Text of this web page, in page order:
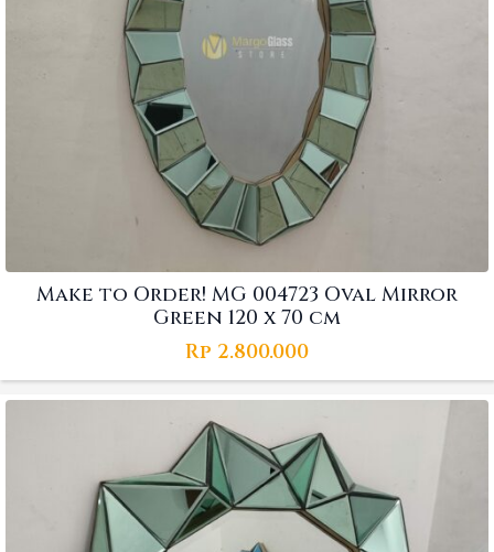
Make to Order! MG 004723 Oval Mirror
Green 120 x 70 cm
Rp 2.800.000